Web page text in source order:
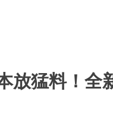
放猛料！全